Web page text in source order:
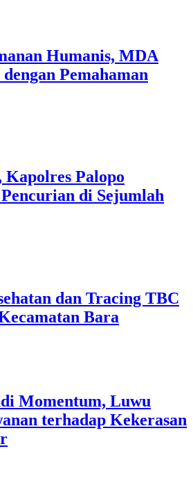
Humanis, MDA
Pemahaman
Palopo
di Sejumlah
dan Tracing TBC
Bara
Momentum, Luwu
terhadap Kekerasan